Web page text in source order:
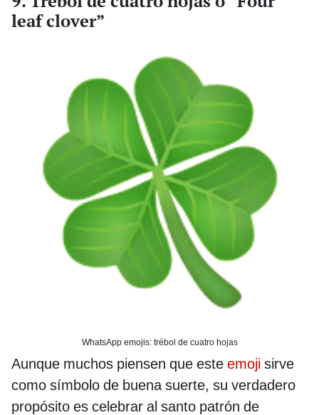
leaf clover”
WhatsApp emojis: trébol de cuatro hojas
Aunque muchos piensen que este emoji sirve
como símbolo de buena suerte, su verdadero
propósito es celebrar al santo patrón de